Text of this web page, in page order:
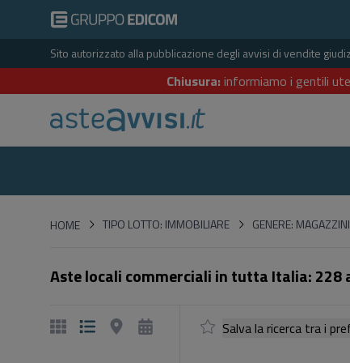
Sito autorizzato alla pubblicazione degli avvisi di vendite
Chiusura: informiamo i gentili
HOMEHOMETIPO LOTTO: IMMOBILIARE GENERE:
Aste locali commerciali in tutta Italia: 228
Salva la